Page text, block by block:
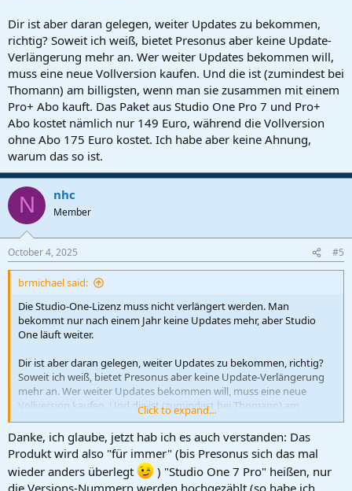
Dir ist aber daran gelegen, weiter Updates zu bekommen,
richtig? Soweit ich weiß, bietet Presonus aber keine Update-
Verlängerung mehr an. Wer weiter Updates bekommen will,
muss eine neue Vollversion kaufen. Und die ist (zumindest bei
Thomann) am billigsten, wenn man sie zusammen mit einem
Pro+ Abo kauft. Das Paket aus Studio One Pro 7 und Pro+
Abo kostet nämlich nur 149 Euro, während die Vollversion
ohne Abo 175 Euro kostet. Ich habe aber keine Ahnung,
warum das so ist.
N nhc
Member
October 4, 2025 #5
brmichael said:
Die Studio-One-Lizenz muss nicht verlängert werden. Man
bekommt nur nach einem Jahr keine Updates mehr, aber Studio
One läuft weiter.
Dir ist aber daran gelegen, weiter Updates zu bekommen, richtig?
Soweit ich weiß, bietet Presonus aber keine Update-Verlängerung
mehr an. Wer weiter Updates bekommen will, muss eine neue
Vollversion kaufen. Und die ist (zumindest bei Thomann) am
billigsten, wenn man sie zusammen mit einem Pro+ Abo kauft. Das
Paket aus Studio One Pro 7 und Pro+ Abo kostet nämlich nur 149
Euro, während die Vollversion ohne Abo 175 Euro kostet. Ich habe
aber keine Ahnung, warum das so ist.
Click to expand...
Danke, ich glaube, jetzt hab ich es auch verstanden: Das
Produkt wird also "für immer" (bis Presonus sich das mal
wieder anders überlegt
) "Studio One 7 Pro" heißen, nur
die Versions-Nummern werden hochgezählt (so habe ich